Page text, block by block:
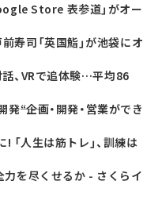
Store 表参道」がオー
寿司「英国鮨」が池袋にオ
、VRで追体験…平均86
企画・開発・営業ができ
「人生は筋トレ」、訓練は
力を尽くせるか - さくらイ